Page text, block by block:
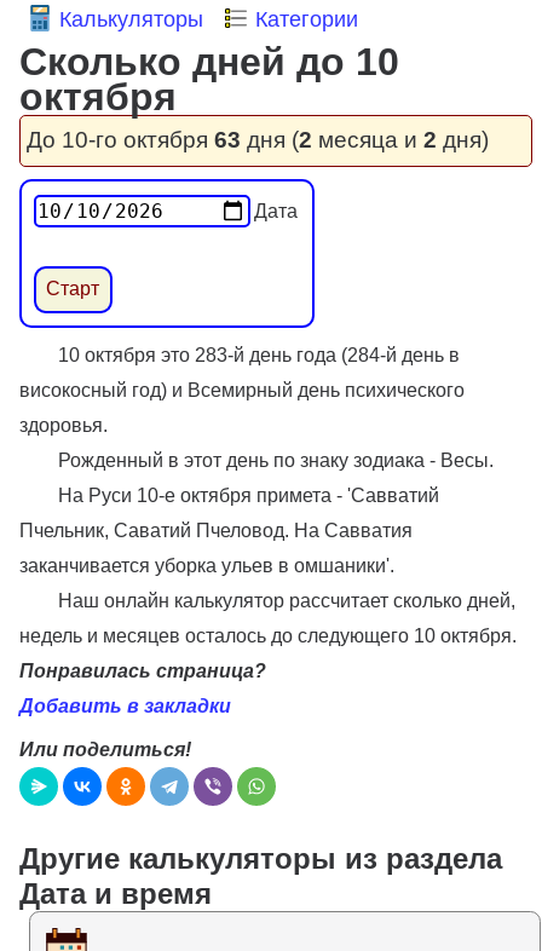
Калькуляторы Категории
Сколько дней до 10
октября
До 10-го октября63 дня (2 месяца и2 дня)
Дата
10 октября это 283-й день года (284-й день в
високосный год) и Всемирный день психического
здоровья.
Рожденный в этот день по знаку зодиака - Весы.
На Руси 10-е октября примета - 'Савватий
Пчельник, Саватий Пчеловод. На Савватия
заканчивается уборка ульев в омшаники'.
Наш онлайн калькулятор рассчитает сколько дней,
недель и месяцев осталось до следующего 10 октября.
Понравилась страница?
Добавить в закладки
Или поделиться!
Другие калькуляторы из раздела
Дата и время